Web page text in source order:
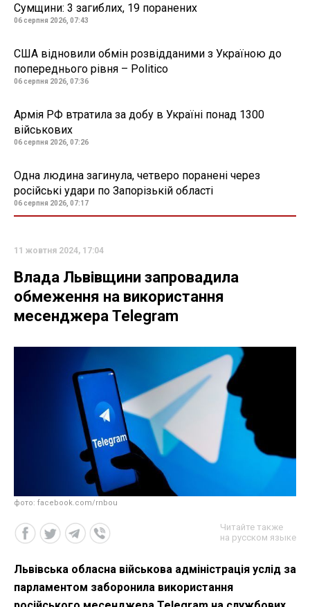
Сумщини: 3 загиблих, 19 поранених
06 серпня 2026, 07:43
США відновили обмін розвідданими з Україною до
попереднього рівня – Politico
06 серпня 2026, 07:36
Армія РФ втратила за добу в Україні понад 1300
військових
06 серпня 2026, 07:26
Одна людина загинула, четверо поранені через
російські удари по Запорізькій області
06 серпня 2026, 07:17
11 жовтня 2024, 17:04
Влада Львівщини запровадила
обмеження на використання
месенджера Telegram
фото: facebook.com/rnbou
Читайте также
на русском языке
Львівська обласна військова адміністрація услід за
парламентом заборонила використання